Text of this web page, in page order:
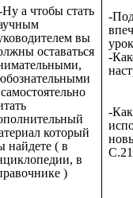
а чтобы стать
вы
оставаться
который
найдете ( в
в
)
-
-
-